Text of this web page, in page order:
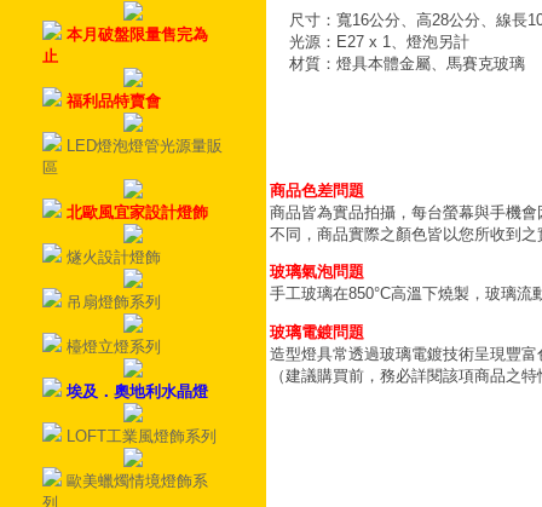
本月破盤限量售完為
止
福利品特賣會
LED燈泡燈管光源量販
區
北歐風宜家設計燈飾
燧火設計燈飾
吊扇燈飾系列
檯燈立燈系列
埃及．奧地利水晶燈
LOFT工業風燈飾系列
歐美蠟燭情境燈飾系
列
尺寸：寬16公分、高28公分、線長
光源：E27 x 1、燈泡另計
材質：燈具本體金屬、馬賽克玻璃
商品色差問題
商品皆為實品拍攝，每台螢幕與手機
不同，商品實際之顏色皆以您所收到之
玻璃氣泡問題
手工玻璃在850°C高溫下燒製，玻璃
玻璃電鍍問題
造型燈具常透過玻璃電鍍技術呈現豐
（建議購買前，務必詳閱該項商品之